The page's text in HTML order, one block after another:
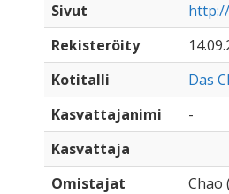
Sivut
Rekisteröity
Kotitalli
Das
Kasvattajanimi
-
Kasvattaja
Omistajat
Chao (